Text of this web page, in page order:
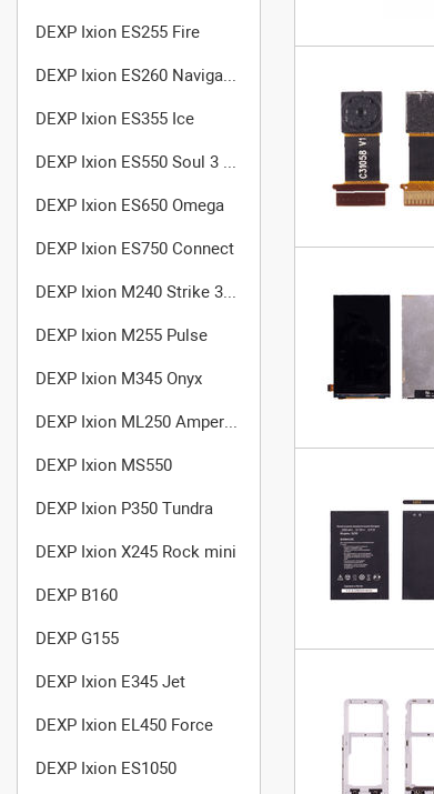
DEXP Ixion ES255 Fire
DEXP Ixion ES260 Navigator
DEXP Ixion ES355 Ice
DEXP Ixion ES550 Soul 3 Pro
DEXP Ixion ES650 Omega
DEXP Ixion ES750 Connect
DEXP Ixion M240 Strike 3 Pro
DEXP Ixion M255 Pulse
DEXP Ixion M345 Onyx
DEXP Ixion ML250 Amper M
DEXP Ixion MS550
DEXP Ixion P350 Tundra
DEXP Ixion X245 Rock mini
DEXP B160
DEXP G155
DEXP Ixion E345 Jet
DEXP Ixion EL450 Force
DEXP Ixion ES1050